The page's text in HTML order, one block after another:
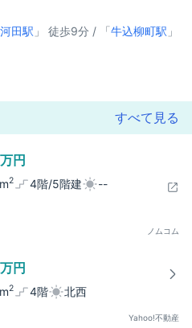
田駅 」 徒歩9分 / 「 牛込柳町駅 」
すべて見る
円
2 4階/5階建 --
ノムコム
円
2 4階 北西
Yahoo!不動産